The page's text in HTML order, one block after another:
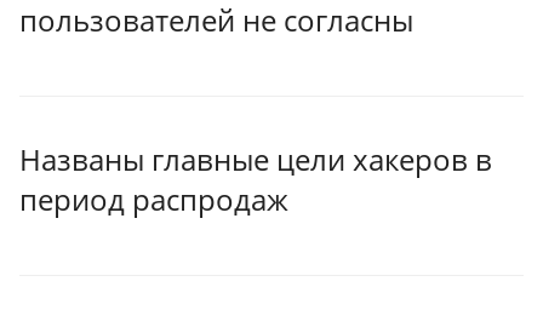
пользователей не согласны
Названы главные цели хакеров в
период распродаж